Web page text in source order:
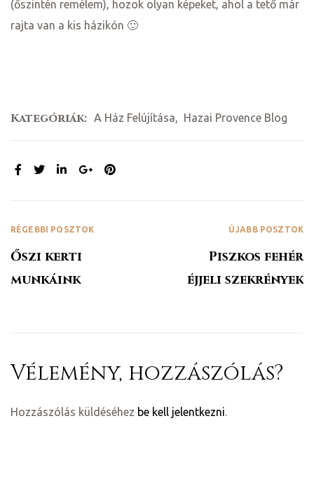
(őszintén remélem), hozok olyan képeket, ahol a tető már
rajta van a kis házikón 🙂
Kategóriák: A Ház Felújítása, Hazai Provence Blog
MEGOSZTÁS:
RÉGEBBI POSZTOK
Őszi kerti
munkáink
ÚJABB POSZTOK
Piszkos fehér
éjjeli szekrények
Vélemény, hozzászólás?
Hozzászólás küldéséhez be kell jelentkezni.